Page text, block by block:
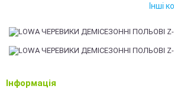
Інші
Інформація